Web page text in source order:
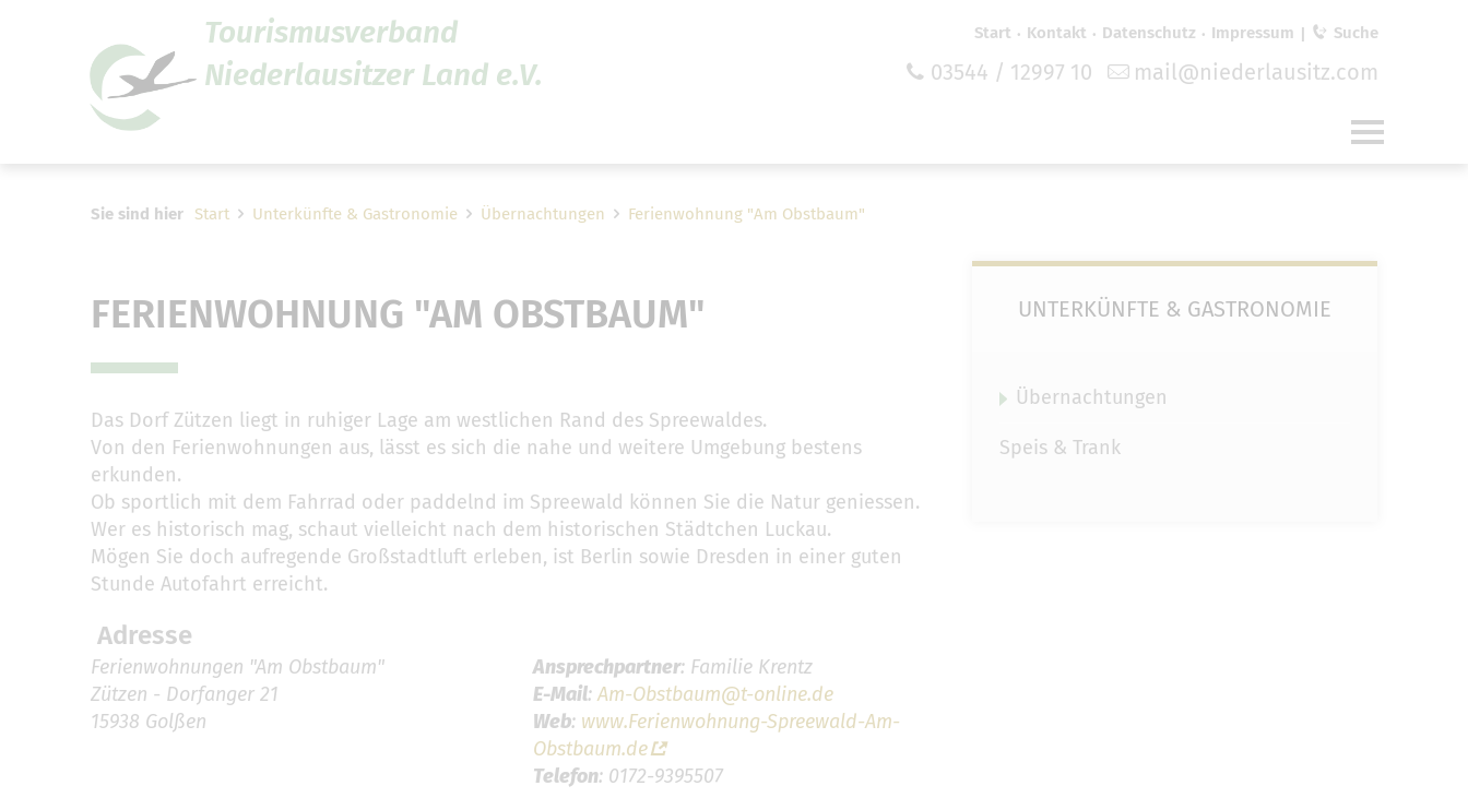
Tourismusverband
Niederlausitzer Land e.V.
03544 / 12997 10 mail@niederlausitz.com
Start Kontakt Datenschutz Impressum Suche
Sie sind hier Start Unterkünfte & Gastronomie Übernachtungen Ferienwohnung "Am Obstbaum"
FERIENWOHNUNG "AM OBSTBAUM"
Das Dorf Zützen liegt in ruhiger Lage am westlichen Rand des Spreewaldes.
Von den Ferienwohnungen aus, lässt es sich die nahe und weitere Umgebung bestens
erkunden.
Ob sportlich mit dem Fahrrad oder paddelnd im Spreewald können Sie die Natur geniessen.
Wer es historisch mag, schaut vielleicht nach dem historischen Städtchen Luckau.
Mögen Sie doch aufregende Großstadtluft erleben, ist Berlin sowie Dresden in einer guten
Stunde Autofahrt erreicht.
Adresse
Ferienwohnungen "Am Obstbaum"
Zützen - Dorfanger 21
15938 Golßen
Ansprechpartner: Familie Krentz
E-Mail:Am-Obstbaum@t-online.de
Web: www.Ferienwohnung-Spreewald-Am-
Obstbaum.de
Telefon: 0172-9395507
UNTERKÜNFTE & GASTRONOMIE
Übernachtungen
Speis & Trank
Um Einstellungen zur Barrierefreiheit vornehmen zu können wird die Berechtigung für funktionale Cookiesin den